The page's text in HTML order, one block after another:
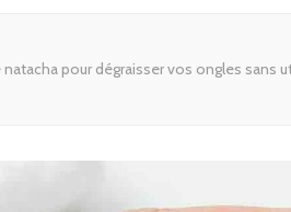
natacha pour dégraisser vos ongles sans